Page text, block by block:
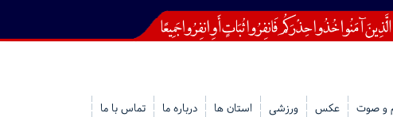
و صوت عکس ورزشی استان ها درباره ما تماس با ما